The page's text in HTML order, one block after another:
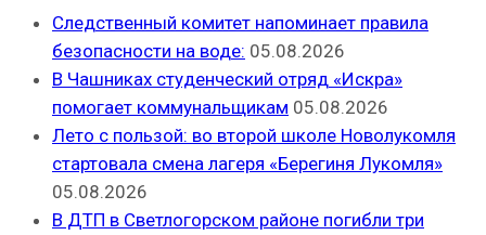
Следственный комитет напоминает правила
безопасности на воде: 05.08.2026
В Чашниках студенческий отряд «Искра»
помогает коммунальщикам 05.08.2026
Лето с пользой: во второй школе Новолукомля
стартовала смена лагеря «Берегиня Лукомля»
05.08.2026
В ДТП в Светлогорском районе погибли три